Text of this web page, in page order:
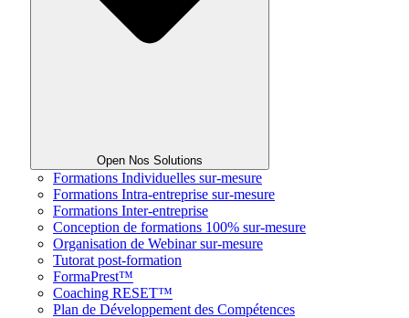
Open Nos Solutions
Formations Individuelles sur-mesure
Formations Intra-entreprise sur-mesure
Formations Inter-entreprise
Conception de formations 100% sur-mesure
Organisation de Webinar sur-mesure
Tutorat post-formation
FormaPrest™
Coaching RESET™
Plan de Développement des Compétences